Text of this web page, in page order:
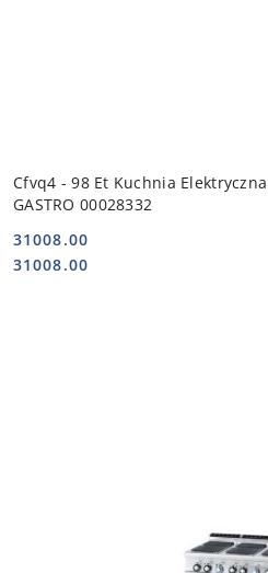
Cfvq4 - 98 Et Kuchnia
GASTRO 00028332
Cena:
31008.00
Cena:
31008.00